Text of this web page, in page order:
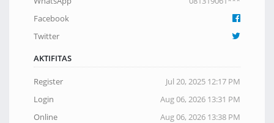
Facebook
Twitter
AKTIFITAS
Register
Jul 20, 2025 12:17 PM
Login
Aug 06, 2026 13:31 PM
Online
Aug 06, 2026 13:38 PM